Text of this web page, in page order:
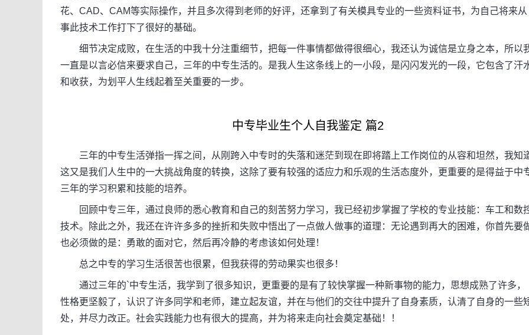
花、CAD、CAM等实际操作，并且多次得到老师的好评，还拿到了有关模具专业的一些资料证书，为自己将来从
事此技术工作打下了很好的基础。
细节决定成败，在生活的中我十分注重细节，把每一件事情都做得很细心，我还认为诚信是立身之本，所以
一直是以言必信来要求自己，三年的中专生活的。是我人生这条线上的一小段，是闪闪发光的一段，它包含了汗
和收获，为划平人生线起着至关重要的一步。
中专毕业生个人自我鉴定 篇2
三年的中专生活弹指一挥之间，从刚跨入中专时的失落和迷茫到现在即将踏上工作岗位的从容和坦然，我知
这又是我们人生中的一大挑战角度的转换，这除了要有较强的适应力和乐观的生活态度外，更重要的是得益于中
三年的学习积累和技能的培养。
回顾中专三年，通过良师的悉心教育和自己的刻苦努力学习，我已经初步掌握了学校的专业技能：车工和数
技术。除此之外，我还在许许多多的挫折和失败中悟出了一点做人做事的道理：无论遇到再大的困难，你首先要
也必须做的是：勇敢的面对它，然后再冷静的考虑该如何处理！
总之中专的学习生活很苦也很累，但我获得的劳动果实也很多！
通过三年的`中专生活，我学到了很多知识，更重要的是有了较快掌握一种新事物的能力，思想成熟了许多，
性格更坚毅了，认识了许多同学和老师，建立起友谊，并在与他们的交往中提升了自身素质，认清了自身的一些
处，并尽力改正。社会实践能力也有很大的提高，并为将来走向社会奠定基础！！